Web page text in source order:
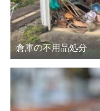
倉庫の不用品処分